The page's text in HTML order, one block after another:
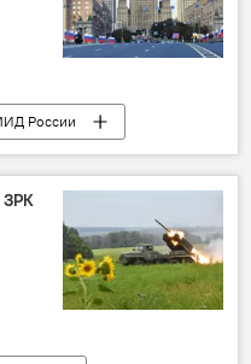
России
ЗРК